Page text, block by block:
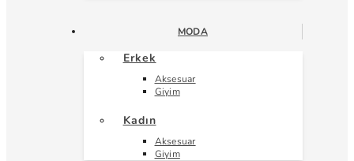
MODA
Erkek
Aksesuar
Giyim
Kadın
Aksesuar
Giyim